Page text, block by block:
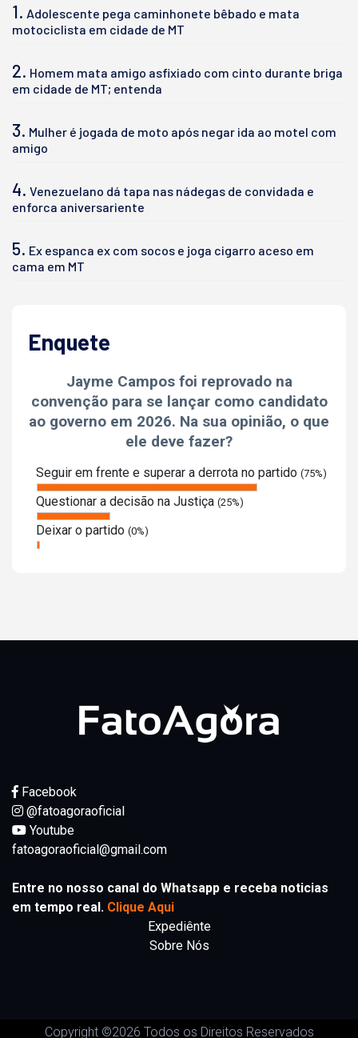
1. Adolescente pega caminhonete bêbado e mata
motociclista em cidade de MT
2. Homem mata amigo asfixiado com cinto durante briga
em cidade de MT; entenda
3. Mulher é jogada de moto após negar ida ao motel com
amigo
4. Venezuelano dá tapa nas nádegas de convidada e
enforca aniversariente
5. Ex espanca ex com socos e joga cigarro aceso em
cama em MT
Enquete
Jayme Campos foi reprovado na
convenção para se lançar como candidato
ao governo em 2026. Na sua opinião, o que
ele deve fazer?
Seguir em frente e superar a derrota no partido (75%)
Questionar a decisão na Justiça (25%)
Deixar o partido (0%)
Facebook
@fatoagoraoficial
Youtube
fatoagoraoficial@gmail.com
Entre no nosso canal do Whatsapp e receba noticias
em tempo real. Clique Aqui
Expediênte
Sobre Nós
Copyright ©2026 Todos os Direitos Reservados